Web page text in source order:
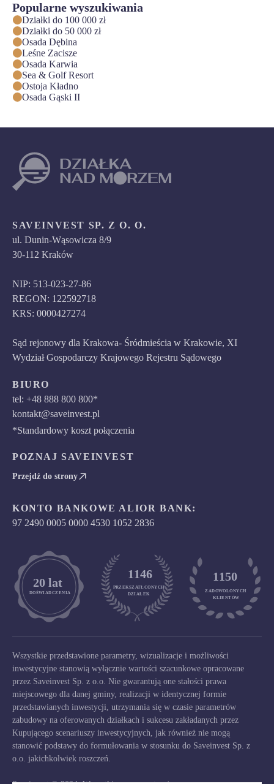
Popularne wyszukiwania
Działki do 100 000 zł
Działki do 50 000 zł
Osada Dębina
Leśne Zacisze
Osada Karwia
Sea & Golf Resort
Ostoja Kładno
Osada Gąski II
SAVEINVEST SP. Z O. O.
ul. Dunin-Wąsowicza 8/9
30-112 Kraków
NIP: 513-023-27-86
REGON: 122592718
KRS: 0000427274
Sąd rejonowy dla Krakowa- Śródmieścia w Krakowie, XI
Wydział Gospodarczy Krajowego Rejestru Sądowego
BIURO
tel: +48 888 800 800*
kontakt@saveinvest.pl
*Standardowy koszt połączenia
POZNAJ SAVEINVEST
Przejdź do strony
KONTO BANKOWE ALIOR BANK:
97 2490 0005 0000 4530 1052 2836
DOŚWIADCZENIA
	20 lat
1146
PRZEKSZATŁCONYCH
DZIAŁEK
1150
ZADOWOLONYCH
KLIENTÓW
Wszystkie przedstawione parametry, wizualizacje i możliwości
inwestycyjne stanowią wyłącznie wartości szacunkowe opracowane
przez Saveinvest Sp. z o.o. Nie gwarantują one stałości prawa
miejscowego dla danej gminy, realizacji w identycznej formie
przedstawianych inwestycji, utrzymania się w czasie parametrów
zabudowy na oferowanych działkach i sukcesu zakładanych przez
Kupującego scenariuszy inwestycyjnych, jak również nie mogą
stanowić podstawy do formułowania w stosunku do Saveinvest Sp. z
o.o. jakichkolwiek roszczeń.